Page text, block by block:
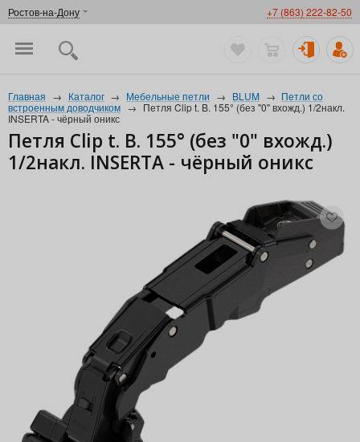
Ростов-на-Дону +7 (863) 222-82-50
Главная → Каталог → Мебельные петли → BLUM → Петли со
встроенным доводчиком → Петля Clip t. B. 155° (без "0" вхожд.) 1/2накл.
INSERTA - чёрный оникс
Петля Clip t. B. 155° (без "0" вхожд.)
1/2накл. INSERTA - чёрный оникс